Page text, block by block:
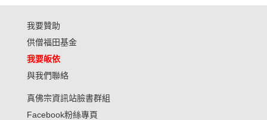
我要贊助
供僧福田基金
我要皈依
與我們聯絡
真佛宗資訊站臉書群組
Facebook粉絲專頁